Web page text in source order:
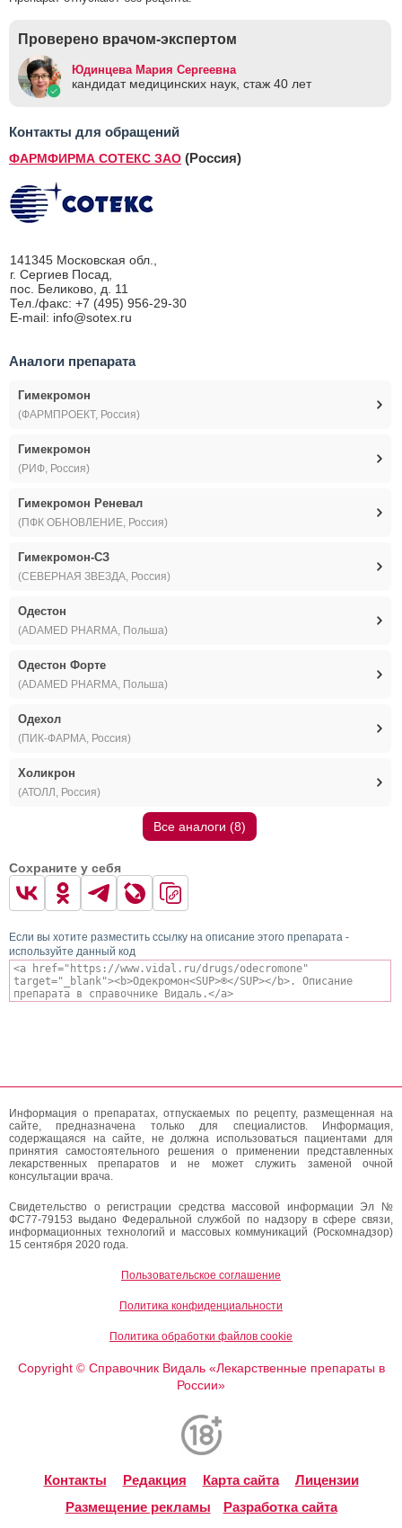
Проверено врачом-экспертом
Юдинцева Мария Сергеевна
кандидат медицинских наук, стаж 40 лет
Контакты для обращений
ФАРМФИРМА СОТЕКС ЗАО (Россия)
141345 Московская обл.,
г. Сергиев Посад,
пос. Беликово, д. 11
Тел./факс: +7 (495) 956-29-30
E-mail: info@sotex.ru
Аналоги препарата
Гимекромон
(ФАРМПРОЕКТ, Россия)
Гимекромон
(РИФ, Россия)
Гимекромон Реневал
(ПФК ОБНОВЛЕНИЕ, Россия)
Гимекромон-СЗ
(СЕВЕРНАЯ ЗВЕЗДА, Россия)
Одестон
(ADAMED PHARMA, Польша)
Одестон Форте
(ADAMED PHARMA, Польша)
Одехол
(ПИК-ФАРМА, Россия)
Холикрон
(АТОЛЛ, Россия)
Все аналоги (8)
Сохраните у себя
Если вы хотите разместить ссылку на описание этого препарата -
используйте данный код
Информация о препаратах, отпускаемых по рецепту, размещенная на
сайте, предназначена только для специалистов. Информация,
содержащаяся на сайте, не должна использоваться пациентами для
принятия самостоятельного решения о применении представленных
лекарственных препаратов и не может служить заменой очной
консультации врача.
Свидетельство о регистрации средства массовой информации Эл №
ФС77-79153 выдано Федеральной службой по надзору в сфере связи,
информационных технологий и массовых коммуникаций (Роскомнадзор)
15 сентября 2020 года.
Пользовательское соглашение
Политика конфиденциальности
Политика обработки файлов cookie
Copyright ©Справочник Видаль «Лекарственные препараты в
России»
Контакты Редакция Карта сайта
Лицензии
Размещение рекламы
Разработка сайта